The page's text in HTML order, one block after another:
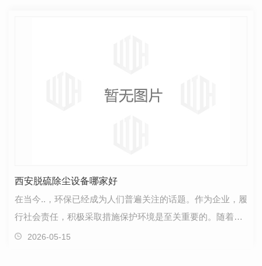
西安脱硫除尘设备哪家好
在当今..，环保已经成为人们普遍关注的话题。作为企业，履
行社会责任，积极采取措施保护环境是至关重要的。随着环
保意识的提高，越来越多的企业开始重视脱硫除尘设…
2026-05-15